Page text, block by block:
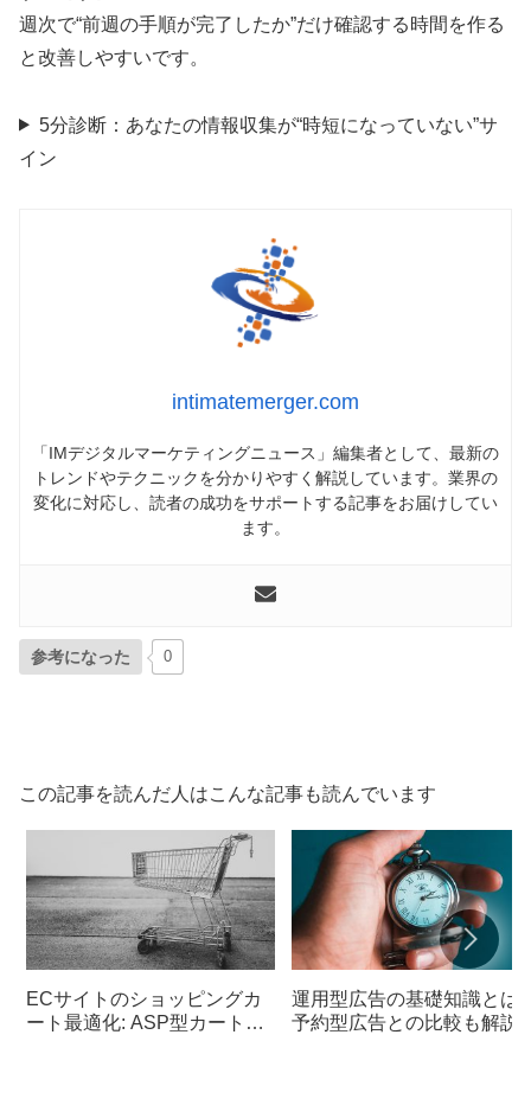
週次で“前週の手順が完了したか”だけ確認する時間を作る
と改善しやすいです。
5分診断：あなたの情報収集が“時短になっていない”サ
イン
intimatemerger.com
「IMデジタルマーケティングニュース」編集者として、最新の
トレンドやテクニックを分かりやすく解説しています。業界の
変化に対応し、読者の成功をサポートする記事をお届けしてい
ます。
参考になった 0
この記事を読んだ人はこんな記事も読んでいます
ECサイトのショッピングカ
ート最適化: ASP型カートへ
運用型広告の基礎知識とは
予約型広告との比較も解説